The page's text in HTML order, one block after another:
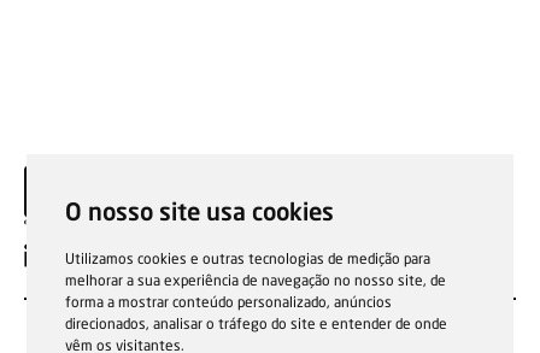
O nosso site usa cookies
Utilizamos cookies e outras tecnologias de medição para
melhorar a sua experiência de navegação no nosso site, de
forma a mostrar conteúdo personalizado, anúncios
direcionados, analisar o tráfego do site e entender de onde
vêm os visitantes.
PT